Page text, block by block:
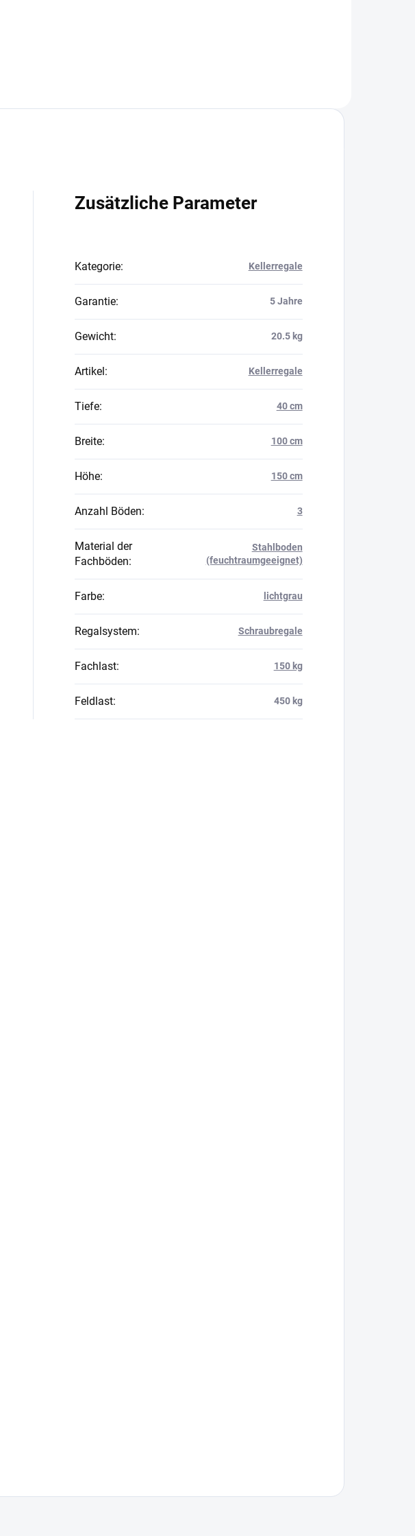
Zusätzliche Parameter
Kategorie: Kellerregale
Garantie: 5 Jahre
Gewicht: 20.5 kg
Artikel: Kellerregale
Tiefe: 40 cm
Breite: 100 cm
Höhe: 150 cm
Anzahl Böden: 3
Material der
Fachböden:
Stahlboden
(feuchtraumgeeignet)
Farbe: lichtgrau
Regalsystem: Schraubregale
Fachlast: 150 kg
Feldlast: 450 kg